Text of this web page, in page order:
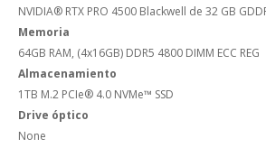
NVIDIA® RTX PRO 4500 Blackwell de 32 GB
Memoria
64GB RAM, (4x16GB) DDR5 4800 DIMM ECC REG
Almacenamiento
1TB M.2 PCIe® 4.0 NVMe™ SSD
Drive óptico
None